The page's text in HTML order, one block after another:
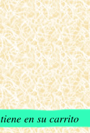
tiene en su carrito